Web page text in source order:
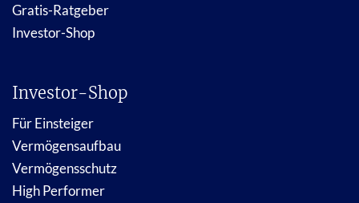
Gratis-Ratgeber
Investor-Shop
Investor-Shop
Für Einsteiger
Vermögensaufbau
Vermögensschutz
High Performer